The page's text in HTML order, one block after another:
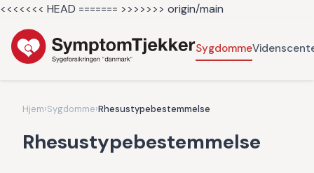
<<<<<<< HEAD ======= >>>>>>> origin/main
Sygdomme
Hjem›Sygdomme›Rhesustypebestemmelse
Rhesustypebestemmelse